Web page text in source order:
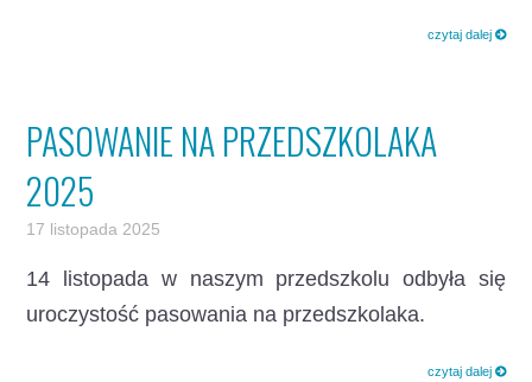
czytaj dalej
PASOWANIE NA PRZEDSZKOLAKA
2025
17 listopada 2025
14 listopada w naszym przedszkolu odbyła się
uroczystość pasowania na przedszkolaka.
czytaj dalej